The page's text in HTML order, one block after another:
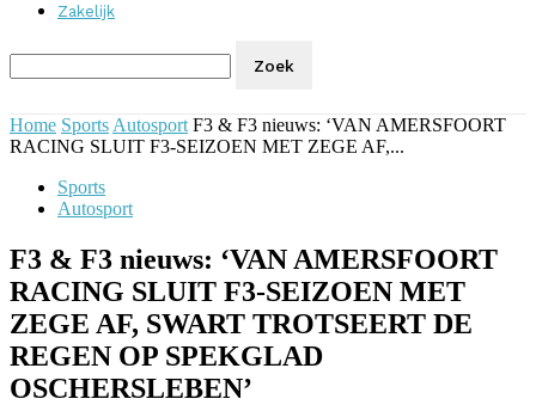
Zakelijk
Home Sports Autosport F3 & F3 nieuws: ‘VAN AMERSFOORT
RACING SLUIT F3-SEIZOEN MET ZEGE AF,...
Sports
Autosport
F3 & F3 nieuws: ‘VAN AMERSFOORT
RACING SLUIT F3-SEIZOEN MET
ZEGE AF, SWART TROTSEERT DE
REGEN OP SPEKGLAD
OSCHERSLEBEN’